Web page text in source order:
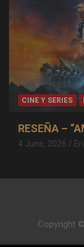
CINE Y SERIES
RESEÑA –
4 June, 2026
Copyright